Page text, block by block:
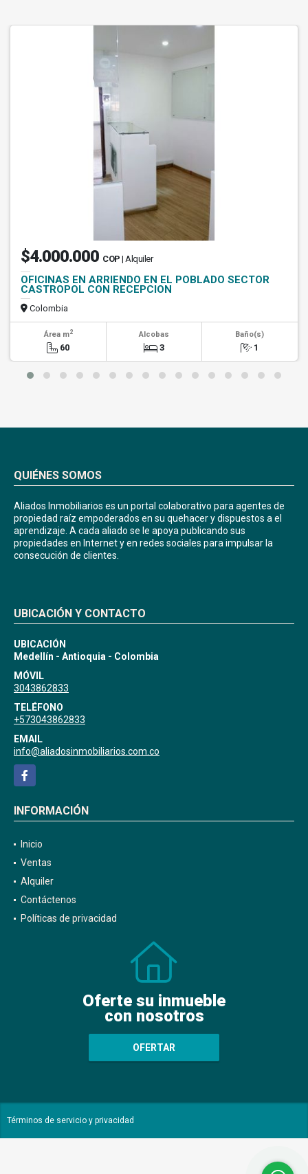
$4.000.000 COP | Alquiler
OFICINAS EN ARRIENDO EN EL POBLADO SECTOR
CASTROPOL CON RECEPCION
Colombia
Área m2
60
Alcobas
3
Baño(s)
1
QUIÉNES SOMOS
Aliados Inmobiliarios es un portal colaborativo para agentes de
propiedad raíz empoderados en su quehacer y dispuestos a el
aprendizaje. A cada aliado se le apoya publicando sus
propiedades en Internet y en redes sociales para impulsar la
consecución de clientes.
UBICACIÓN Y CONTACTO
UBICACIÓN
Medellín - Antioquia - Colombia
MÓVIL
3043862833
TELÉFONO
+573043862833
EMAIL
info@aliadosinmobiliarios.com.co
Facebook
INFORMACIÓN
Inicio
Ventas
Alquiler
Contáctenos
Políticas de privacidad
Oferte su inmueble
con nosotros
OFERTAR
Términos de servicio y privacidad